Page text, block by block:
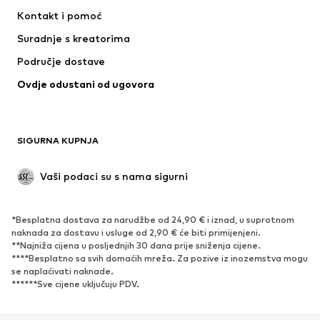
Donje rublje
Kaputi
Posebne prigode
Ekskluzivno
OBUĆA
Novo
Popularno
Tenisice
Kontakt i pomoć
Suradnje s kreatorima
Područje dostave
Ovdje odustani od ugovora
SIGURNA KUPNJA
Vaši podaci su s nama sigurni
*Besplatna dostava za narudžbe od 24,90 € i iznad, u suprotnom
naknada za dostavu i usluge od 2,90 € će biti primijenjeni.
**Najniža cijena u posljednjih 30 dana prije sniženja cijene.
****Besplatno sa svih domaćih mreža. Za pozive iz inozemstva mogu
se naplaćivati ​​naknade.
******Sve cijene uključuju PDV.